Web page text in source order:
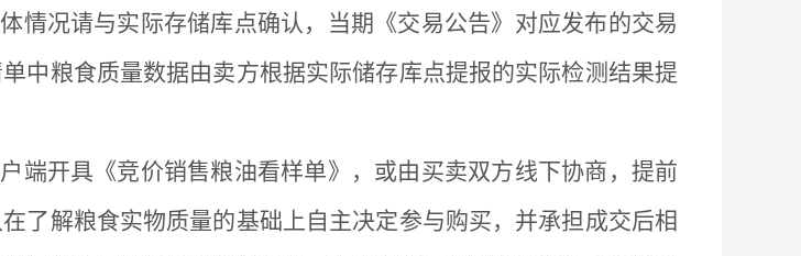
情况请与实际存储库点确认，当期《交易公告》对应发布的交易
中粮食质量数据由卖方根据实际储存库点提报的实际检测结果提
端开具《竞价销售粮油看样单》，或由买卖双方线下协商，提前
了解粮食实物质量的基础上自主决定参与购买，并承担成交后相